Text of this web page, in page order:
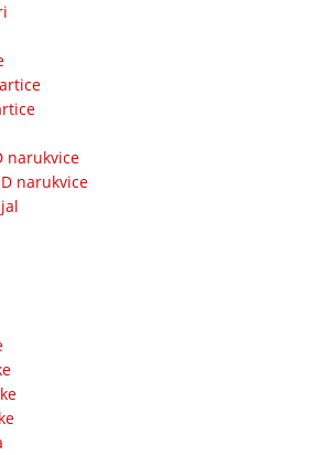
narukvice
narukvice